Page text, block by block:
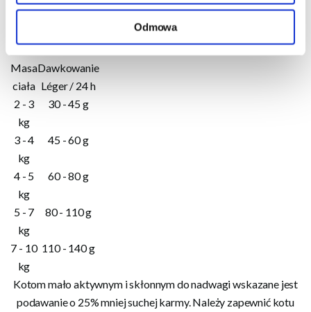
Odmowa
pochodzenia naturalnego.
Dawkowanie
Masa
ciała
Dawkowanie
Léger / 24 h
2 - 3
kg
30 - 45 g
3 - 4
kg
45 - 60 g
4 - 5
kg
60 - 80 g
5 - 7
kg
80 - 110 g
7 - 10
kg
110 - 140 g
Kotom mało aktywnym i skłonnym do nadwagi wskazane jest
podawanie o 25% mniej suchej karmy. Należy zapewnić kotu